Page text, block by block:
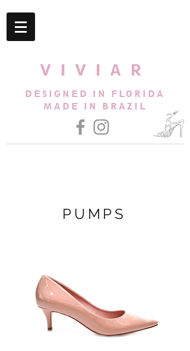
VIVIAR
DESIGNED IN FLORIDA
MADE IN BRAZIL
PUMPS